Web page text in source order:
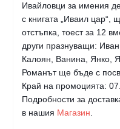
Ивайловци за имения
с книгата „Иваил цар“,
отстъпка, тоест за 12
други празнуващи:
Калоян, Ванина, Янко,
Романът ще бъде с
Край на промоцията:
Подробности за
в нашия Магазин